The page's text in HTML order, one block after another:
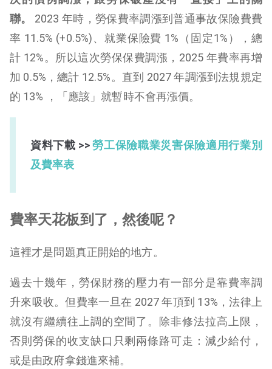
聯。 2023 年時，勞保費率調漲到普通事故保險費費
率 11.5% (+0.5%)、就業保險費 1%（固定1%），總
計 12%。所以這次勞保保費調漲，2025 年費率再增
加 0.5%，總計 12.5%。直到 2027 年調漲到法規規定
的 13% ，「應該」就暫時不會再漲價。
資料下載 >>勞工保險職業災害保險適用行業別
及費率表
費率天花板到了，然後呢？
這裡才是問題真正開始的地方。
過去十幾年，勞保財務的壓力有一部分是靠費率調
升來吸收。但費率一旦在 2027 年頂到 13%，法律上
就沒有繼續往上調的空間了。除非修法拉高上限，
否則勞保的收支缺口只剩兩條路可走：減少給付，
或是由政府拿錢進來補。